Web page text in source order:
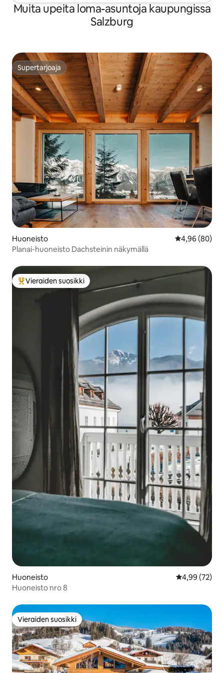
Muita upeita loma-asuntoja kaupungissa
Salzburg
Supertarjoaja
Supertarjoaja
Huoneisto
4,96 (80)
Planai-huoneisto Dachsteinin näkymällä
Vieraiden suosikkien parhaimmistoa
Vieraiden suosikki
Huoneisto
4,99 (72)
Huoneisto nro 8
Vieraiden suosikki
Vieraiden suosikki